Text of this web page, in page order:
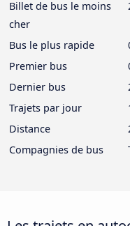
Billet de bus le moins
cher
Bus le plus rapide
Premier bus
Dernier bus
Trajets par jour
Distance
Compagnies de bus